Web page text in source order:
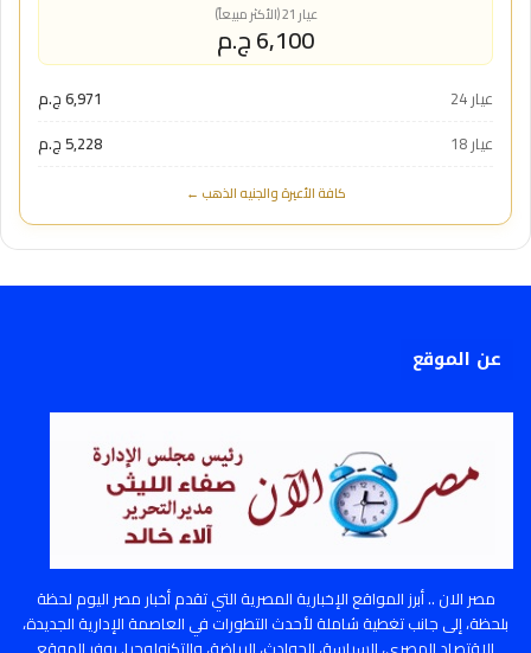
عيار 21 (الأكثر مبيعاً)
6,100 ج.م
عيار 24
6,971 ج.م
عيار 18
5,228 ج.م
كافة الأعيرة والجنيه الذهب ←
عن الموقع
مصر الان .. أبرز المواقع الإخبارية المصرية التي تقدم أخبار مصر اليوم لحظة
بلحظة، إلى جانب تغطية شاملة لأحدث التطورات في العاصمة الإدارية الجديدة،